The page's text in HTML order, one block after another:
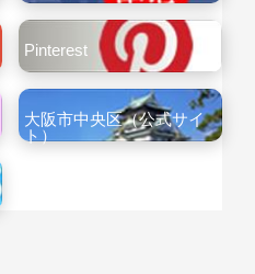
Pinterest
大阪市中央区（公式サイ
ト）